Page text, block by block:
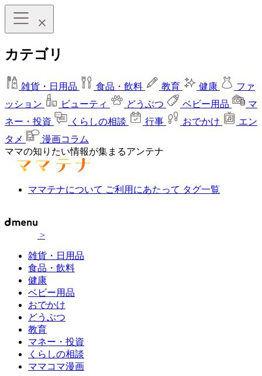
カテゴリ
雑貨・日用品 食品・飲料 教育 健康
ファ
ッション
ビューティ どうぶつ ベビー用品
マ
ネー・投資
くらしの相談 行事 おでかけ
エン
タメ
漫画コラム
ママの知りたい情報が集まるアンテナ
ママテナについて ご利用にあたって タグ一覧
>
雑貨・日用品
食品・飲料
健康
ベビー用品
おでかけ
どうぶつ
教育
マネー・投資
くらしの相談
ママコマ漫画